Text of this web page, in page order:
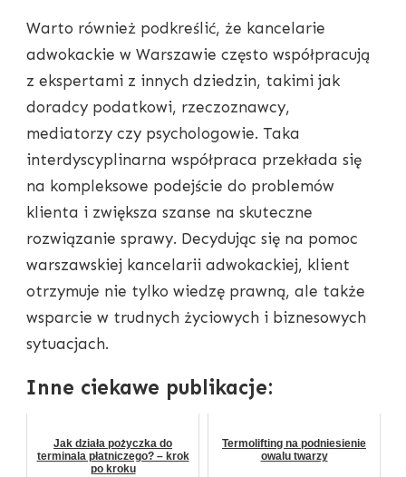
Warto również podkreślić, że kancelarie
adwokackie w Warszawie często współpracują
z ekspertami z innych dziedzin, takimi jak
doradcy podatkowi, rzeczoznawcy,
mediatorzy czy psychologowie. Taka
interdyscyplinarna współpraca przekłada się
na kompleksowe podejście do problemów
klienta i zwiększa szanse na skuteczne
rozwiązanie sprawy. Decydując się na pomoc
warszawskiej kancelarii adwokackiej, klient
otrzymuje nie tylko wiedzę prawną, ale także
wsparcie w trudnych życiowych i biznesowych
sytuacjach.
Inne ciekawe publikacje:
Jak działa pożyczka do
terminala płatniczego? – krok
po kroku
Termolifting na podniesienie
owalu twarzy